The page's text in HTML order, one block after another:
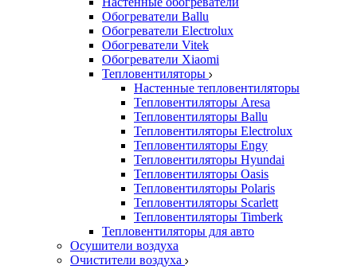
Обогреватели Ballu
Обогреватели Electrolux
Обогреватели Vitek
Обогреватели Xiaomi
Тепловентиляторы
Настенные тепловентиляторы
Тепловентиляторы Aresa
Тепловентиляторы Ballu
Тепловентиляторы Electrolux
Тепловентиляторы Engy
Тепловентиляторы Hyundai
Тепловентиляторы Oasis
Тепловентиляторы Polaris
Тепловентиляторы Scarlett
Тепловентиляторы Timberk
Тепловентиляторы для авто
Осушители воздуха
Очистители воздуха